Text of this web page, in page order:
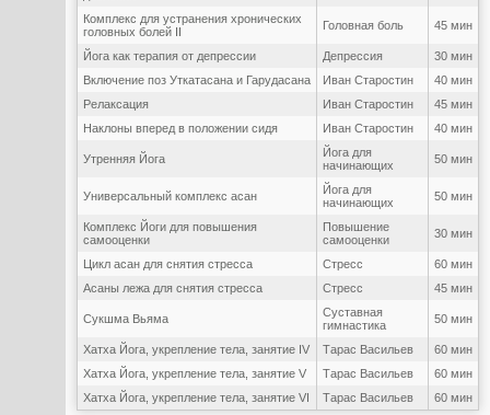
Комплекс для устранения хронических
головных болей II
Головная боль 45 мин
Йога как терапия от депрессии Депрессия
30 мин
Включение поз Уткатасана и Гарудасана
Иван Старостин
40 мин
Релаксация
Иван Старостин
45 мин
Наклоны вперед в положении сидя
Иван Старостин 40 мин
Утренняя Йога
Йога для
начинающих
50 мин
Универсальный комплекс асан
Йога для
начинающих
50 мин
Комплекс Йоги для повышения
самооценки
Повышение
самооценки
30 мин
Цикл асан для снятия стресса Стресс
60 мин
Асаны лежа для снятия стресса
Стресс 45 мин
Сукшма Вьяма
Суставная
гимнастика
50 мин
Хатха Йога, укрепление тела, занятие IV Тарас Васильев
60 мин
Хатха Йога, укрепление тела, занятие V
Тарас Васильев
60 мин
Хатха Йога, укрепление тела, занятие VI
Тарас Васильев 60 мин